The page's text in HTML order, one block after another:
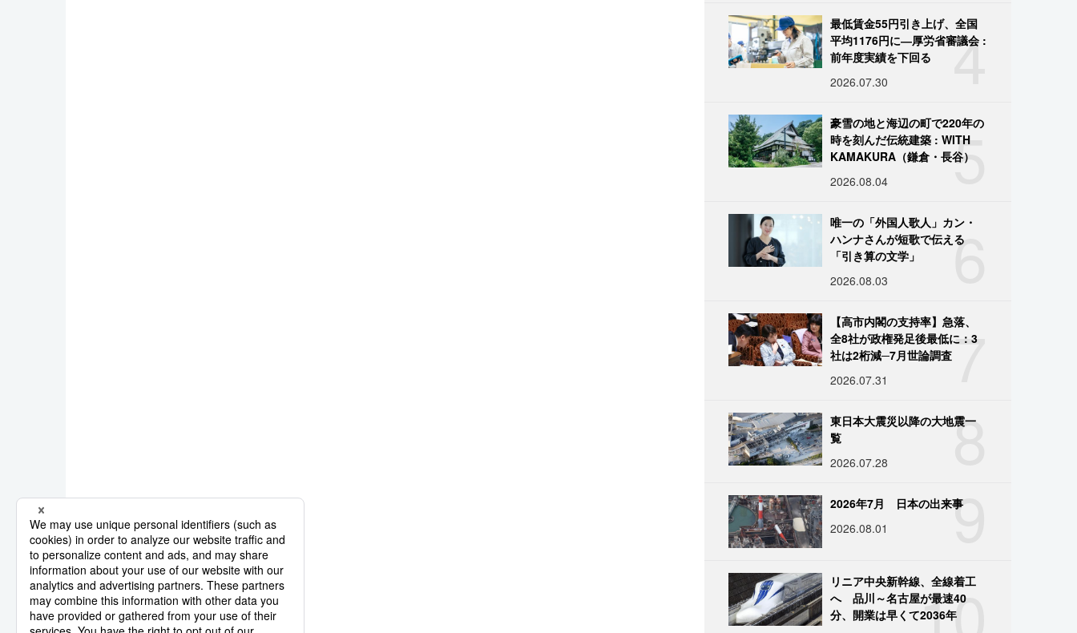
4
最低賃金55円引き上げ、全国
平均1176円に―厚労省審議会 :
前年度実績を下回る
2026.07.30
5
豪雪の地と海辺の町で220年の
時を刻んだ伝統建築 : WITH
KAMAKURA（鎌倉・長谷）
2026.08.04
6
唯一の「外国人歌人」カン・
ハンナさんが短歌で伝える
「引き算の文学」
2026.08.03
7
【高市内閣の支持率】急落、
全8社が政権発足後最低に：3
社は2桁減─7月世論調査
2026.07.31
8
東日本大震災以降の大地震一
覧
2026.07.28
9
2026年7月 日本の出来事
2026.08.01
10
リニア中央新幹線、全線着工
へ 品川～名古屋が最速40
分、開業は早くて2036年